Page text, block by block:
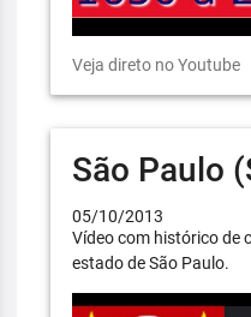
Veja direto no Youtube
São Paulo
05/10/2013
Vídeo com histórico de
estado de São Paulo.